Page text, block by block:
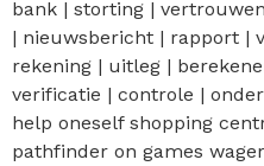
bank | storting |
| nieuwsbericht | rapport |
rekening | uitleg |
verificatie | controle |
help oneself shopping
pathfinder on games